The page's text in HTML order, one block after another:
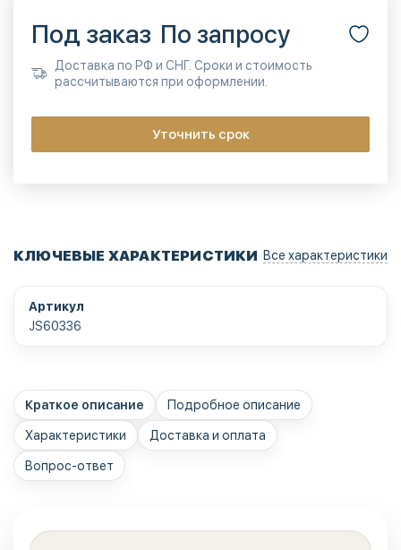
Под заказ По запросу
Доставка по РФ и СНГ. Сроки и стоимость
рассчитываются при оформлении.
Уточнить срок
КЛЮЧЕВЫЕ ХАРАКТЕРИСТИКИ Все характеристики
Артикул
JS60336
Краткое описание Подробное описание
Характеристики Доставка и оплата
Вопрос-ответ